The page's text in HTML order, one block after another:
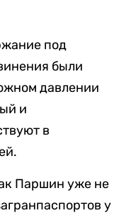
под
были
давлении
и
в
Паршин уже не
у